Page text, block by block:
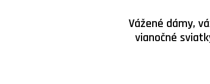
Vážené dámy,
vianočné